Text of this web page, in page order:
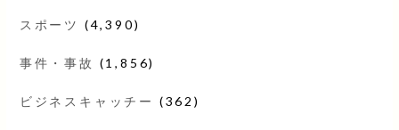
スポーツ (4,390)
事件・事故 (1,856)
ビジネスキャッチー (362)